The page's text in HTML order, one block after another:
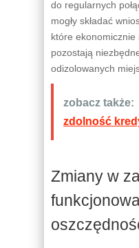
do regularnych
mogły składać
które
pozostają
odizolowanych
zobacz także:
zdolność
Zmiany w